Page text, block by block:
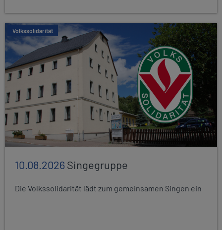
Volkssolidarität
10.08.2026Singegruppe
Die Volkssolidarität lädt zum gemeinsamen Singen ein